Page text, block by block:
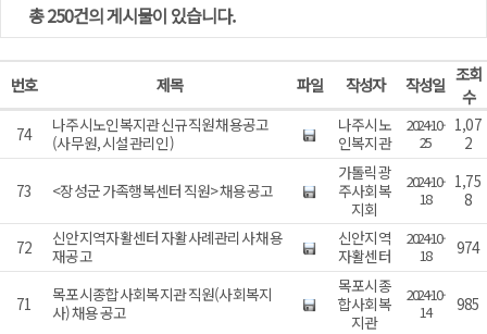
총 250건의 게시물이 있습니다.
번호 제목 파일 작성자 작성일 조회
수
74
나주시노인복지관 신규직원 채용공고
(사무원, 시설관리인)
나주시노
인복지관
2024-10-
25
1,07
2
73 <장성군 가족행복센터 직원> 채용공고
가톨릭광
주사회복
지회
2024-10-
18
1,75
8
72
신안지역자활센터 자활사례관리사 채용
재공고
신안지역
자활센터
2024-10-
18
974
71
목포시종합사회복지관 직원(사회복지
사) 채용 공고
목포시종
합사회복
지관
2024-10-
14
985